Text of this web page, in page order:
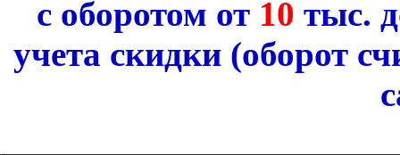
с оборотом от 10 тыс.
учета скидки (оборот